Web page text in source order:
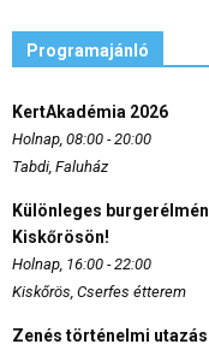
Programajánló
KertAkadémia 2026
Holnap, 08:00 - 20:00
Tabdi, Faluház
Különleges
Kiskőrösön!
Holnap, 16:00 - 22:00
Kiskőrös, Cserfes étterem
Zenés történelmi